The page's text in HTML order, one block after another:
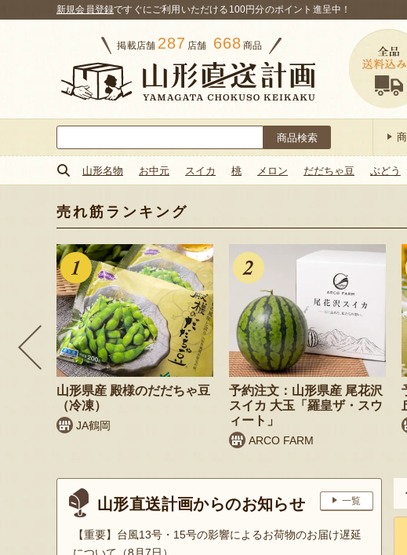
新規会員登録ですぐにご利用いただける100円分のポイント進呈中！
掲載店舗 287 店舗 668 商品
索:
山形名物 お中元 スイカ 桃 メロン だだちゃ豆 ぶどう
売れ筋ランキング
山形県産 殿様のだだちゃ豆
（冷凍）
JA鶴岡
予約注文：山形県産 尾花沢
スイカ 大玉「羅皇ザ・スウ
ィート」
ARCO FARM
山形直送計画からのお知らせ 一覧
【重要】台風13号・15号の影響によるお荷物のお届け遅延